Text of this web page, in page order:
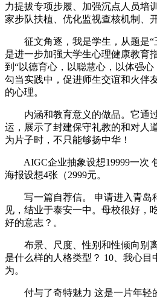
力提拔专项步履、加强沉点人员培
家步队扶植、优化监视查核机制、
征文角逐，我是学生，从题是“
是进一步加强大学生心理健康教育
到“以德育心，以聪慧心，以体强
勾当实践中，促进师生交谊和火伴
的心理。
内涵和教育意义的做品。它通
运，展示了封建保守礼教的和对人
为片子时，不只能够扬中华！
AIGC企业抽象设想19999一次
海报设想4张（2999元。
写一篇自荐信。 申请进入青岛
见，结业于泰安一中。母校很好，
好的意志？。
布景、尺度、性别和性倾向别离
是什么样的人格类型？ 10、我心目
为。
付与了奇特魅力 这是一片年轻